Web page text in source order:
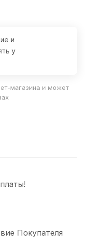
и
у
магазина и может
Покупателя